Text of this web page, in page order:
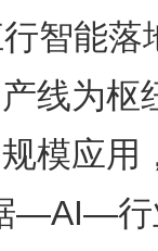
智能落
线为枢
模应用
—AI—行